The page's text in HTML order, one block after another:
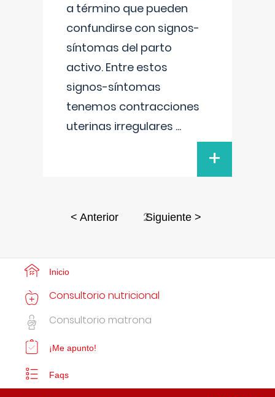
a término que pueden
confundirse con signos-
síntomas del parto
activo. Entre estos
signos-síntomas
tenemos contracciones
uterinas irregulares ...
+
< Anterior 2Siguiente >
Inicio
Consultorio nutricional
Consultorio matrona
¡Me apunto!
Faqs